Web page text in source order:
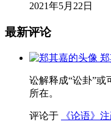
2021年5月22日
最新评论
讼解释成“讼卦”或
所在。
评论于 《论语》